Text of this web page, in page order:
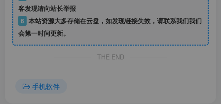
客发现请向站长举报
6 本站资源大多存储在云盘，如发现链接失效，请联系我们我们
会第一时间更新。
THE END
手机软件